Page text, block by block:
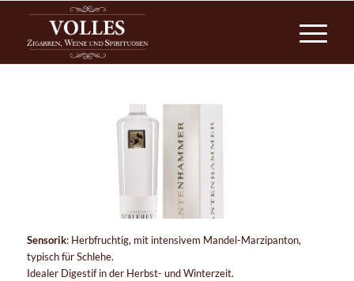
Sensorik: Herbfruchtig, mit intensivem Mandel-Marzipanton,
typisch für Schlehe.
Idealer Digestif in der Herbst- und Winterzeit.